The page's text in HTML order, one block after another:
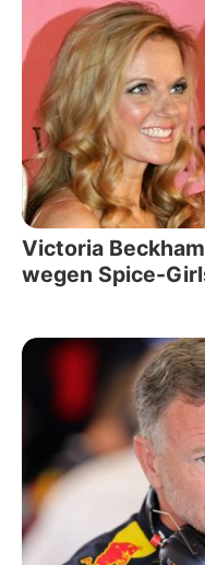
Victoria
wegen Spice-